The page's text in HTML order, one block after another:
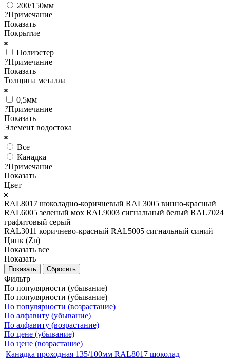
200/150мм
?Примечание
Показать
Покрытие
Полиэстер
?Примечание
Показать
Толщина металла
0,5мм
?Примечание
Показать
Элемент водостока
Все
Канадка
?Примечание
Показать
Цвет
RAL8017 шоколадно-коричневый RAL3005 винно-красный
RAL6005 зеленый мох RAL9003 сигнальный белый RAL7024
графитовый серый
RAL3011 коричнево-красный RAL5005 сигнальный синий
Цинк (Zn)
Показать все
Показать
Сбросить
Фильтр
По популярности (убывание)
По популярности (убывание)
По популярности (возрастание)
По алфавиту (убывание)
По алфавиту (возрастание)
По цене (убывание)
По цене (возрастание)
Канадка проходная 135/100мм RAL8017 шоколад